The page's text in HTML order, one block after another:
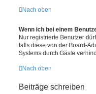
Nach oben
Wenn ich bei einem
Nur registrierte Benutzer
falls diese von der Board-
Systems durch Gäste
Nach oben
Beiträge schreiben